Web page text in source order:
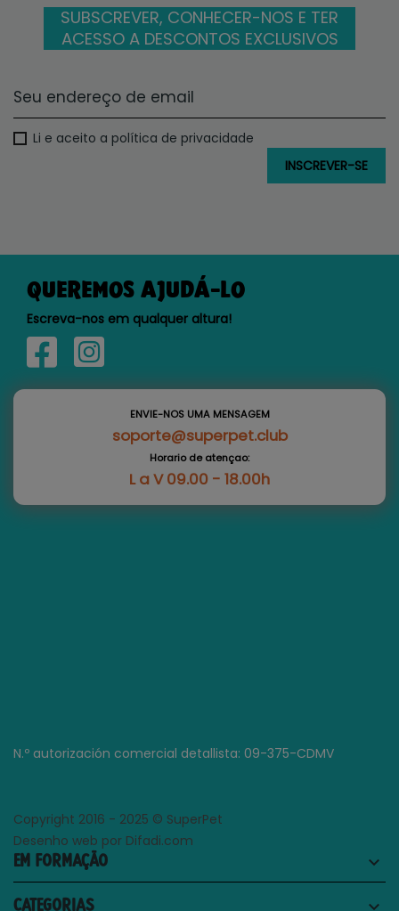
SUBSCREVER, CONHECER-NOS E TER
ACESSO A DESCONTOS EXCLUSIVOS
Li e aceito a política de privacidade
QUEREMOS AJUDÁ-LO
Escreva-nos em qualquer altura!
ENVIE-NOS UMA MENSAGEM
soporte@superpet.club
Horario de atençao:
L a V 09.00 - 18.00h
N.º autorización comercial detallista: 09-375-CDMV
Copyright 2016 - 2025 © SuperPet
Desenho web por Difadi.com
EM FORMAÇÃO keyboard_arrow_down
CATEGORIAS